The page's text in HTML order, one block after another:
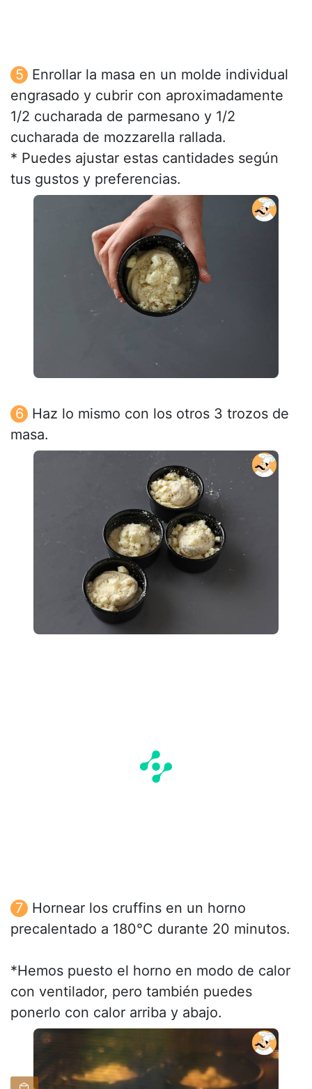
Enrollar la masa en un molde individual
engrasado y cubrir con aproximadamente
1/2 cucharada de parmesano y 1/2
cucharada de mozzarella rallada.
* Puedes ajustar estas cantidades según
tus gustos y preferencias.
Haz lo mismo con los otros 3 trozos de
masa.
Hornear los cruffins en un horno
precalentado a 180°C durante 20 minutos.
*Hemos puesto el horno en modo de calor
con ventilador, pero también puedes
ponerlo con calor arriba y abajo.